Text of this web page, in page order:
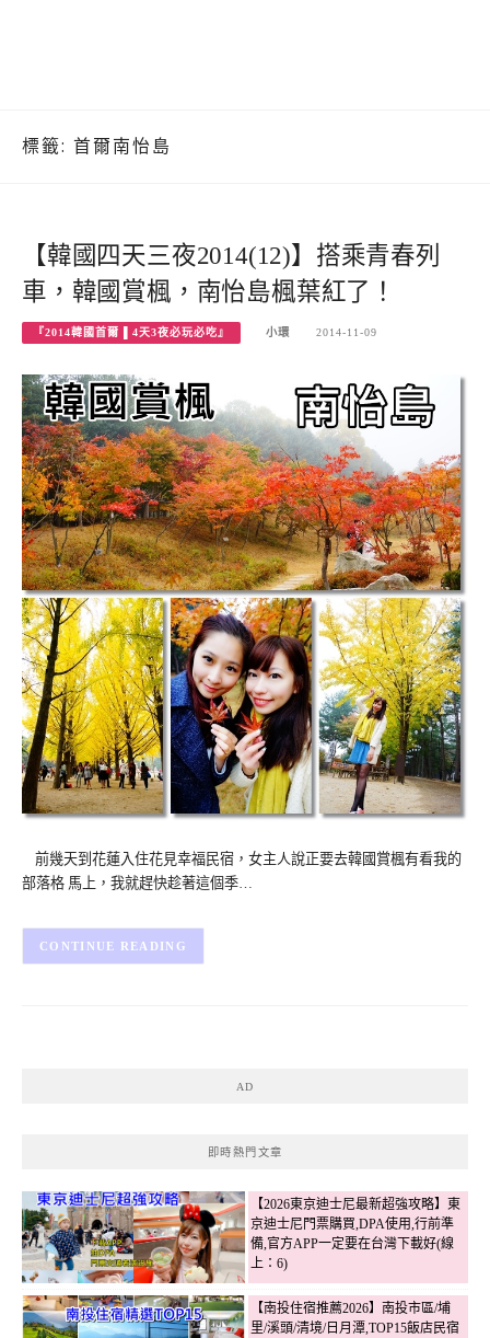
標籤: 首爾南怡島
【韓國四天三夜2014(12)】搭乘青春列
車，韓國賞楓，南怡島楓葉紅了！
『2014韓國首爾 ▌4天3夜必玩必吃』 小環 2014-11-09
前幾天到花蓮入住花見幸福民宿，女主人說正要去韓國賞楓有看我的
部落格 馬上，我就趕快趁著這個季…
CONTINUE READING
AD
即時熱門文章
【2026東京迪士尼最新超強攻略】東
京迪士尼門票購買,DPA使用,行前準
備,官方APP一定要在台灣下載好(線
上：6)
【南投住宿推薦2026】南投市區/埔
里/溪頭/清境/日月潭,TOP15飯店民宿